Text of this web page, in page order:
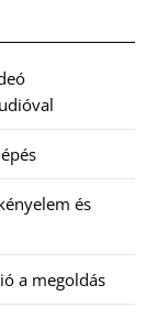
és
a megoldás